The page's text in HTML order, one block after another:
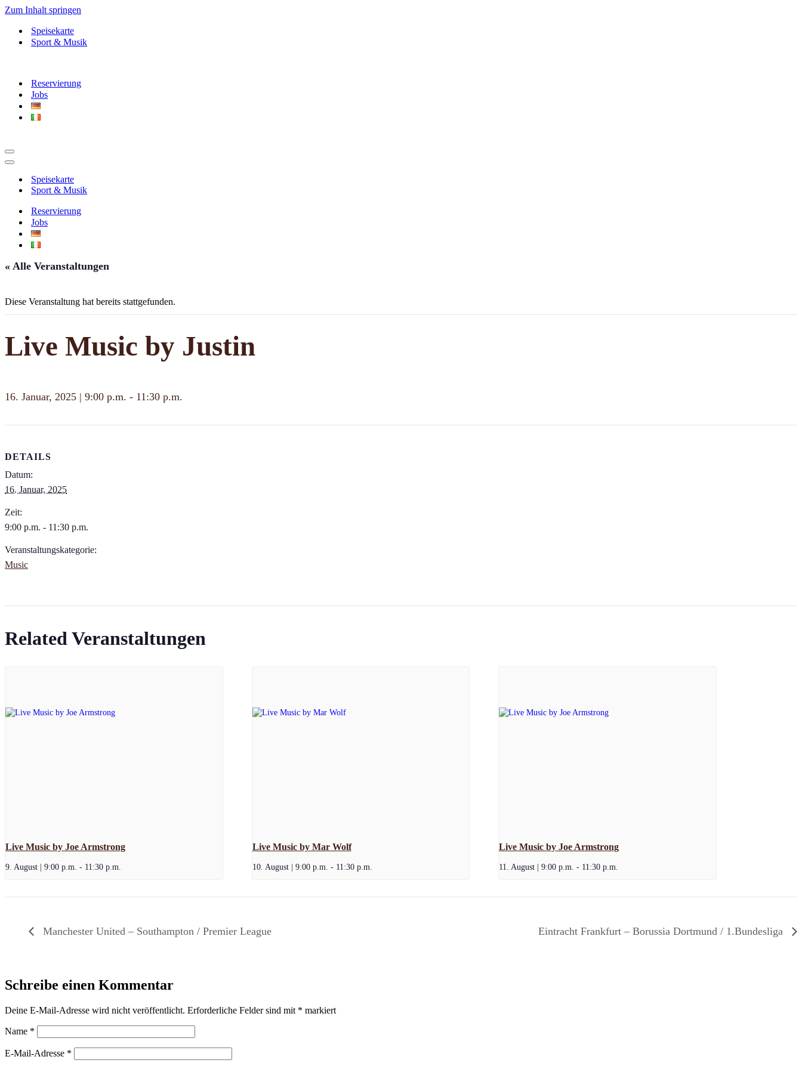
Zum Inhalt springen
Speisekarte
Sport & Musik
Reservierung
Jobs
Navigationsmenü
Navigationsmenü
Speisekarte
Sport & Musik
Reservierung
Jobs
« Alle Veranstaltungen
Diese Veranstaltung hat bereits stattgefunden.
Live Music by Justin
16. Januar, 2025 | 9:00 p.m. - 11:30 p.m.
DETAILS
Datum:
16. Januar, 2025
Zeit:
9:00 p.m. - 11:30 p.m.
Veranstaltungskategorie:
Music
Related Veranstaltungen
Live Music by Joe Armstrong
9. August | 9:00 p.m. - 11:30 p.m.
Live Music by Mar Wolf
10. August | 9:00 p.m. - 11:30 p.m.
Live Music by Joe Armstrong
11. August | 9:00 p.m. - 11:30 p.m.
Manchester United – Southampton / Premier League Eintracht Frankfurt – Borussia Dortmund / 1.Bundesliga
Schreibe einen Kommentar
Deine E-Mail-Adresse wird nicht veröffentlicht. Erforderliche Felder sind mit * markiert
Name *
E-Mail-Adresse *